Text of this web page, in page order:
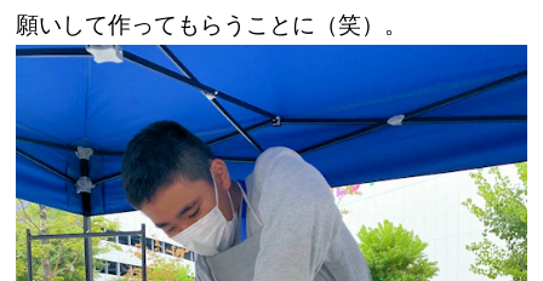
願いして作ってもらうことに（笑）。